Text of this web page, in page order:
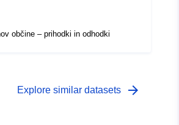
občine – prihodki in odhodki
Explore similar datasets arrow_forward